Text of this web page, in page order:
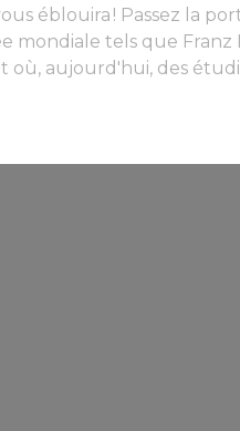
éblouira ! Passez la
mondiale tels que Franz
où, aujourd'hui, des